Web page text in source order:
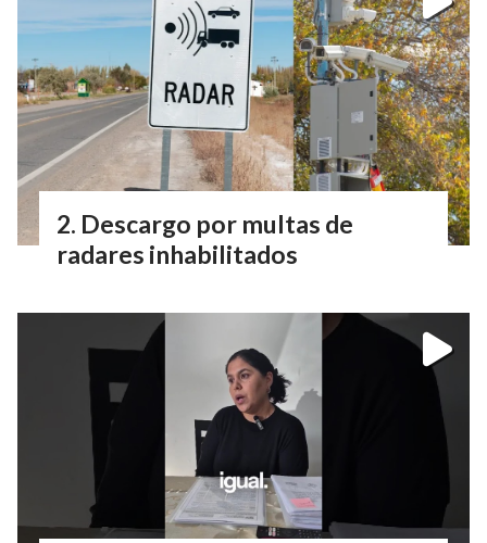
Descargo por multas de
radares inhabilitados